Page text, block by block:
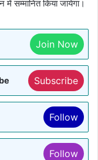
में सम्मानित किया जायेगा।
Join Now
Subscribe
Follow
Follow